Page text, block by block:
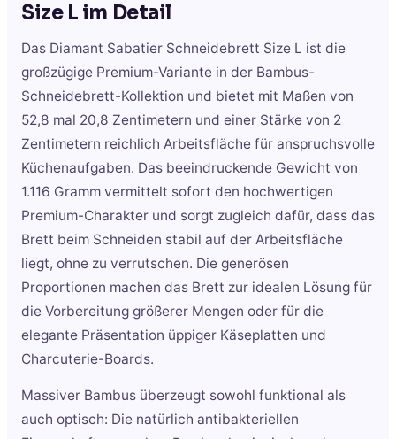
Size L im Detail
Das Diamant Sabatier Schneidebrett Size L ist die
großzügige Premium-Variante in der Bambus-
Schneidebrett-Kollektion und bietet mit Maßen von
52,8 mal 20,8 Zentimetern und einer Stärke von 2
Zentimetern reichlich Arbeitsfläche für anspruchsvolle
Küchenaufgaben. Das beeindruckende Gewicht von
1.116 Gramm vermittelt sofort den hochwertigen
Premium-Charakter und sorgt zugleich dafür, dass das
Brett beim Schneiden stabil auf der Arbeitsfläche
liegt, ohne zu verrutschen. Die generösen
Proportionen machen das Brett zur idealen Lösung für
die Vorbereitung größerer Mengen oder für die
elegante Präsentation üppiger Käseplatten und
Charcuterie-Boards.
Massiver Bambus überzeugt sowohl funktional als
auch optisch: Die natürlich antibakteriellen